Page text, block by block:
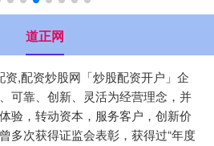
道正网
,配资炒股网「炒股配资开户」企
可靠、创新、灵活为经营理念，并
验，转动资本，服务客户，创新价
多次获得证监会表彰，获得过“年度